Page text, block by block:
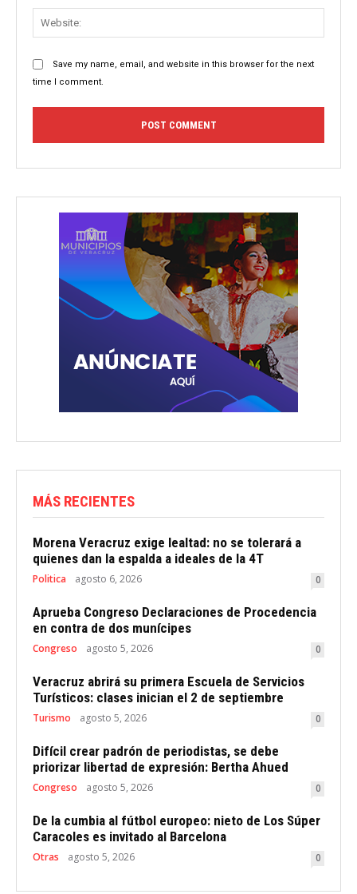
Save my name, email, and website in this browser for the next
time I comment.
MÁS RECIENTES
Morena Veracruz exige lealtad: no se tolerará a
quienes dan la espalda a ideales de la 4T
Politica agosto 6, 2026 0
Aprueba Congreso Declaraciones de Procedencia
en contra de dos munícipes
Congreso agosto 5, 2026 0
Veracruz abrirá su primera Escuela de Servicios
Turísticos: clases inician el 2 de septiembre
Turismo agosto 5, 2026 0
Difícil crear padrón de periodistas, se debe
priorizar libertad de expresión: Bertha Ahued
Congreso agosto 5, 2026 0
De la cumbia al fútbol europeo: nieto de Los Súper
Caracoles es invitado al Barcelona
Otras agosto 5, 2026 0